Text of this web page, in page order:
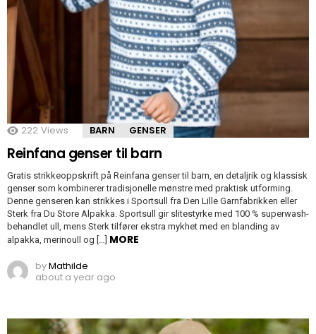
222 Views BARN GENSER
Reinfana genser til barn
Gratis strikkeoppskrift på Reinfana genser til barn, en detaljrik og klassisk
genser som kombinerer tradisjonelle mønstre med praktisk utforming.
Denne genseren kan strikkes i Sportsull fra Den Lille Garnfabrikken eller
Sterk fra Du Store Alpakka. Sportsull gir slitestyrke med 100 % superwash-
behandlet ull, mens Sterk tilfører ekstra mykhet med en blanding av
alpakka, merinoull og […] MORE
byMathilde
about a year ago